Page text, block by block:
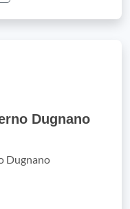
Dugnano
Dugnano